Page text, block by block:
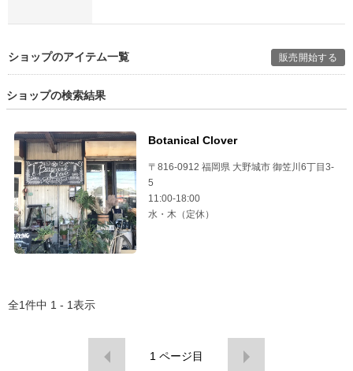
ショップのアイテム一覧 販売開始する
ショップの検索結果
Botanical Clover
〒816-0912 福岡県 大野城市 御笠川6丁目3-
5
11:00-18:00
水・木（定休）
全1件中 1 - 1表示
1 ページ目